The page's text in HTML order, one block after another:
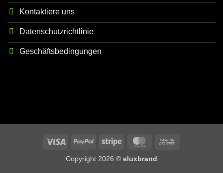
Kontaktiere uns
Datenschutzrichtlinie
Geschäftsbedingungen
Visa PayPal Stripe MasterCard
Copyright 2026 © eluxbrand